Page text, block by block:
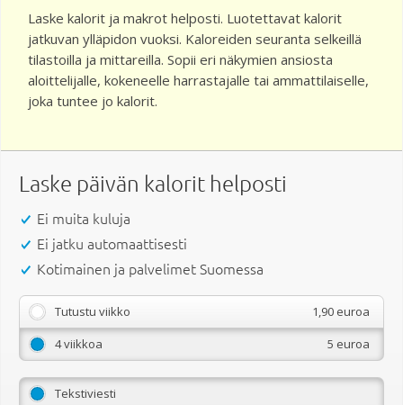
Laske kalorit ja makrot helposti. Luotettavat kalorit
jatkuvan ylläpidon vuoksi. Kaloreiden seuranta selkeillä
tilastoilla ja mittareilla. Sopii eri näkymien ansiosta
aloittelijalle, kokeneelle harrastajalle tai ammattilaiselle,
joka tuntee jo kalorit.
Laske päivän kalorit helposti
Ei muita kuluja
Ei jatku automaattisesti
Kotimainen ja palvelimet Suomessa
Tutustu viikko
1,90 euroa
4 viikkoa
5 euroa
Tekstiviesti